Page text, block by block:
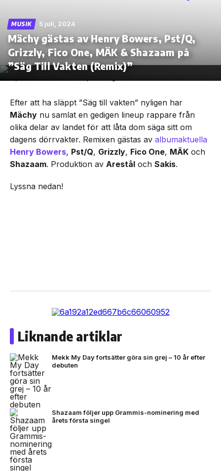
Skip
the
MUSIK 5 juli, 2024
Mächy gästas av Henry Bowers, Pst/Q,
Grizzly, Fico One, MÄK & Shazaam på
”Säg Till Vakten (Remix)”
Efter att ha släppt ”Säg till vakten” nyligen har
Mächy nu samlat en gedigen lineup rappare från
olika delar av landet för att låta dom säga sitt om
dagens dörrvakter. Remixen gästas av albumaktuella
Henry Bowers, Pst/Q, Grizzly, Fico One, MÄK och
Shazaam. Produktion av Arestål och Sakis.
Lyssna nedan!
Liknande artiklar
Mekk My Day fortsätter göra sin grej – 10 år efter
debuten
Shazaam följer upp Grammis-nominering med
årets första singel